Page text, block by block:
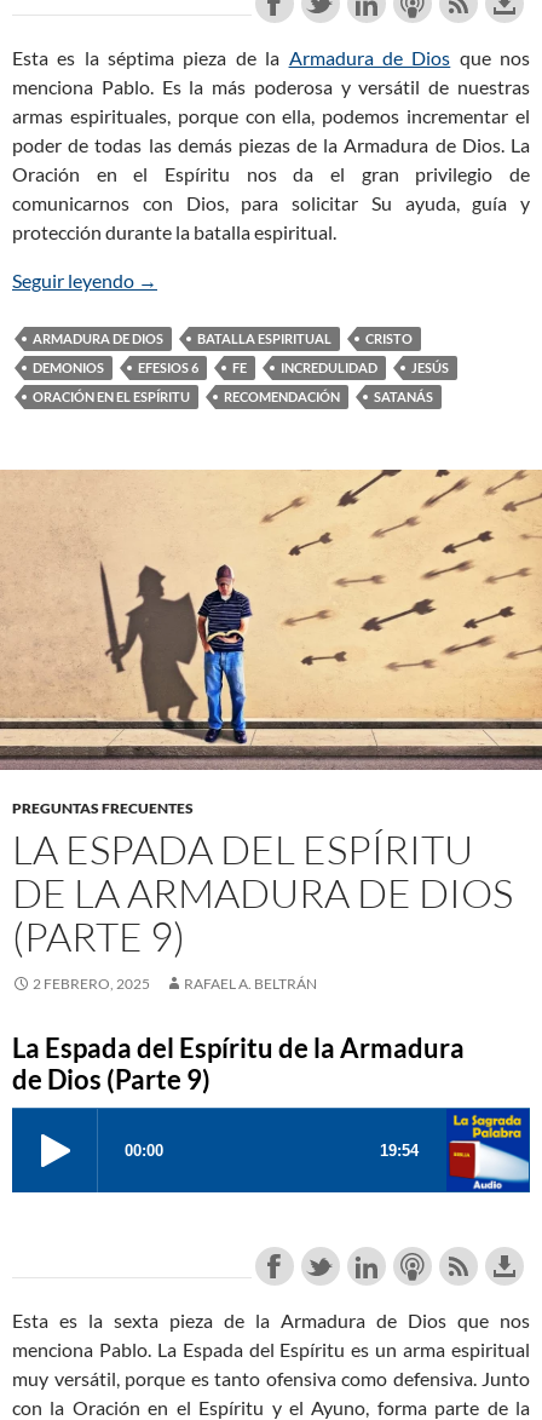
Esta es la séptima pieza de la Armadura de Dios que nos
menciona Pablo. Es la más poderosa y versátil de nuestras
armas espirituales, porque con ella, podemos incrementar el
poder de todas las demás piezas de la Armadura de Dios. La
Oración en el Espíritu nos da el gran privilegio de
comunicarnos con Dios, para solicitar Su ayuda, guía y
protección durante la batalla espiritual.
Seguir leyendo La Oración en el Espíritu de la Armadura de
→
ARMADURA DE DIOS BATALLA ESPIRITUAL
CRISTO
DEMONIOS
EFESIOS 6 FE INCREDULIDAD
JESÚS
ORACIÓN EN EL ESPÍRITU
RECOMENDACIÓN SATANÁS
PREGUNTAS FRECUENTES
LA ESPADA DEL ESPÍRITU
DE LA ARMADURA DE DIOS
(PARTE 9)
2 FEBRERO, 2025 RAFAEL A. BELTRÁN
La Espada del Espíritu de la Armadura
de Dios (Parte 9)
Esta es la sexta pieza de la Armadura de Dios que nos
menciona Pablo. La Espada del Espíritu es un arma espiritual
muy versátil, porque es tanto ofensiva como defensiva. Junto
con la Oración en el Espíritu y el Ayuno, forma parte de la